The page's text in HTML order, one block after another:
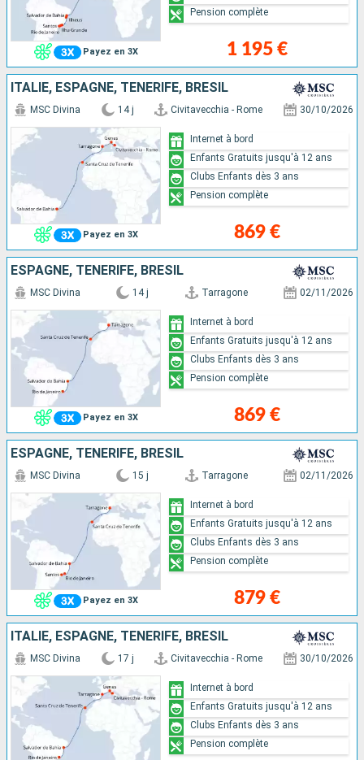
Payez en 3X 1 195 €
Pension complète
ITALIE, ESPAGNE, TENERIFE, BRÉSIL
Payez en 3X
MSC Divina 14 j Civitavecchia - Rome 30/10/2026
869 €
Internet à bord
Enfants Gratuits jusqu'à 12 ans
Clubs Enfants dès 3 ans
Pension complète
ESPAGNE, TENERIFE, BRÉSIL
Payez en 3X
MSC Divina 14 j Tarragone 02/11/2026
869 €
Internet à bord
Enfants Gratuits jusqu'à 12 ans
Clubs Enfants dès 3 ans
Pension complète
ESPAGNE, TENERIFE, BRÉSIL
Payez en 3X
MSC Divina 15 j Tarragone 02/11/2026
879 €
Internet à bord
Enfants Gratuits jusqu'à 12 ans
Clubs Enfants dès 3 ans
Pension complète
ITALIE, ESPAGNE, TENERIFE, BRÉSIL
MSC Divina 17 j Civitavecchia - Rome 30/10/2026
Internet à bord
Enfants Gratuits jusqu'à 12 ans
Clubs Enfants dès 3 ans
Pension complète